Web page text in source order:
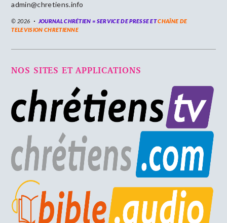
admin@chretiens.info
© 2026 JOURNAL CHRÉTIEN = SERVICE DE PRESSE ETCHAÎNE DE
TELEVISION CHRETIENNE
NOS SITES ET APPLICATIONS